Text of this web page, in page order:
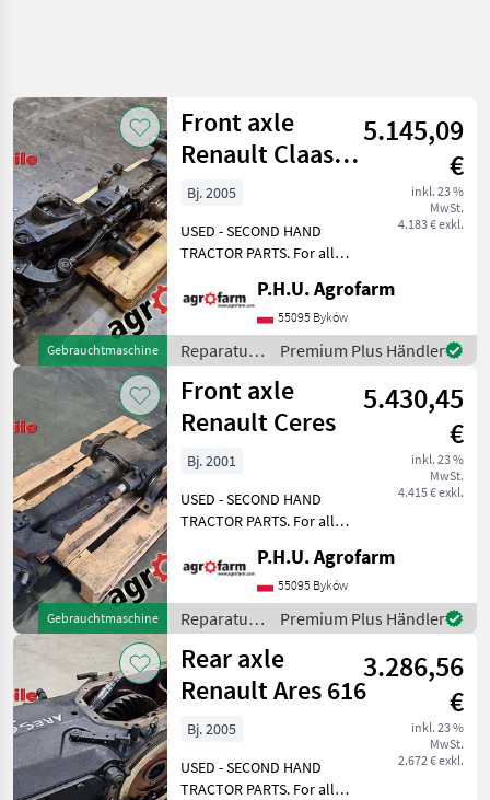
Gebrauchtmaschine
Front axle
Renault Claas
Carraro 20.29 SI
5.145,09
€
inkl. 23 %
MwSt.
4.183 € exkl.
Bj. 2005
USED - SECOND HAND
TRACTOR PARTS. For all
message by e-mail either
whatsapp. TRAKTOR -
SCHLEPPER ERSATZTEILE.
Bei weiteren fragen
kontaktieren
P.H.U. Agrofarm
55095 Byków
Reparatur
und
Ersatzteile
/ Renault
Premium Plus Händler
Gebrauchtmaschine
Front axle
Renault Ceres
5.430,45
€
inkl. 23 %
MwSt.
4.415 € exkl.
Bj. 2001
USED - SECOND HAND
TRACTOR PARTS. For all
message by e-mail either
whatsapp. TRAKTOR -
SCHLEPPER ERSATZTEILE.
Bei weiteren fragen
kontaktieren
P.H.U. Agrofarm
55095 Byków
Reparatur
und
Ersatzteile
/ Renault
Premium Plus Händler
Rear axle
Renault Ares 616
3.286,56
€
inkl. 23 %
MwSt.
2.672 € exkl.
Bj. 2005
USED - SECOND HAND
TRACTOR PARTS. For all